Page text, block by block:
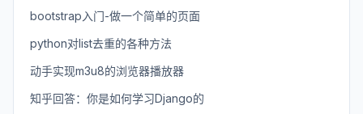
bootstrap入门-做一个简单的页面
python对list去重的各种方法
动手实现m3u8的浏览器播放器
知乎回答：你是如何学习Django的